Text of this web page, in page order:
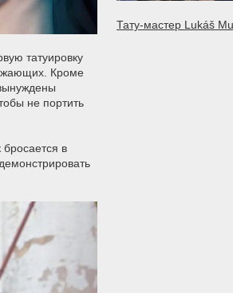
татуировку
Кроме
не портить
в
Тату-мастер Lukáš